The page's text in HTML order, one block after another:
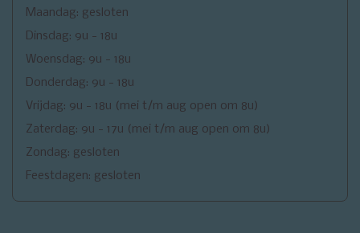
Maandag: gesloten
Dinsdag: 9u - 18u
Woensdag: 9u - 18u
Donderdag: 9u - 18u
Vrijdag: 9u - 18u (mei t/m aug open om 8u)
Zaterdag: 9u - 17u (mei t/m aug open om 8u)
Zondag: gesloten
Feestdagen: gesloten